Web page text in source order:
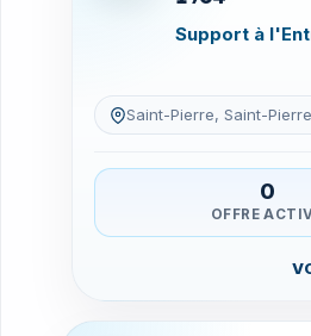
Support à
Saint-Pierre, Saint-
0
OFFRE